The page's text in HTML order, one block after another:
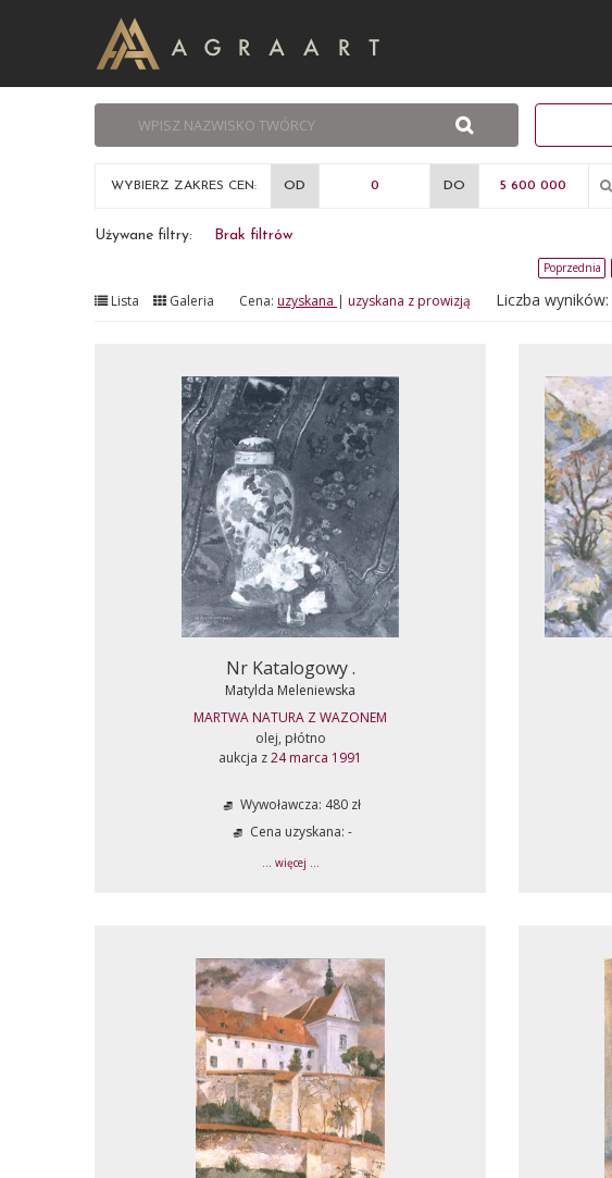
WYBIERZ ZAKRES CEN: OD DO
Używane filtry: Brak filtrów
Poprzednia
Lista Galeria Cena: uzyskana | uzyskana z prowizją Liczba wyników:
Nr Katalogowy .
Matylda Meleniewska
MARTWA NATURA Z WAZONEM
olej, płótno
aukcja z24 marca 1991
Wywoławcza: 480 zł
Cena uzyskana: -
... więcej ...